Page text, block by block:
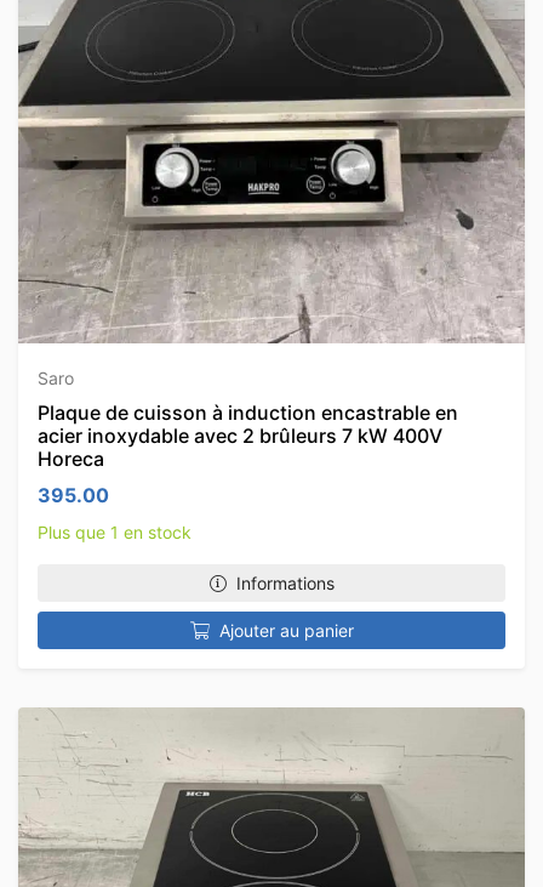
Saro
Plaque de cuisson à induction encastrable en
acier inoxydable avec 2 brûleurs 7 kW 400V
Horeca
395.00
Plus que 1 en stock
Informations
Ajouter au panier